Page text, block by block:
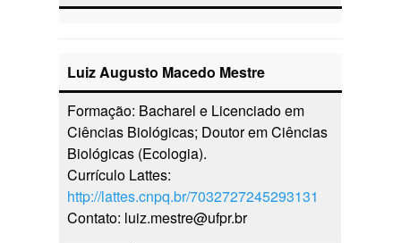
Luiz Augusto Macedo Mestre
Formação: Bacharel e Licenciado em
Ciências Biológicas; Doutor em Ciências
Biológicas (Ecologia).
Currículo Lattes:
http://lattes.cnpq.br/7032727245293131
Contato: luiz.mestre@ufpr.br